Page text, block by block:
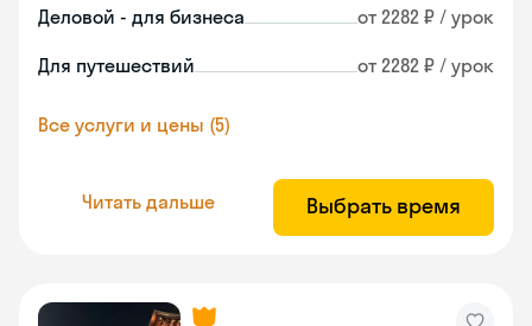
Деловой - для бизнеса от 2282 ₽ / урок
Для путешествий от 2282 ₽ / урок
Все услуги и цены (5)
Читать дальше Выбрать время